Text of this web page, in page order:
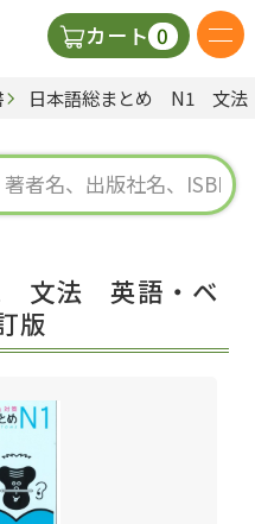
カート 0
日本語の教科書
視聴覚・補助教材
教師用参考書
日本語総まとめ N1 文法
文法 英語・ベ
版